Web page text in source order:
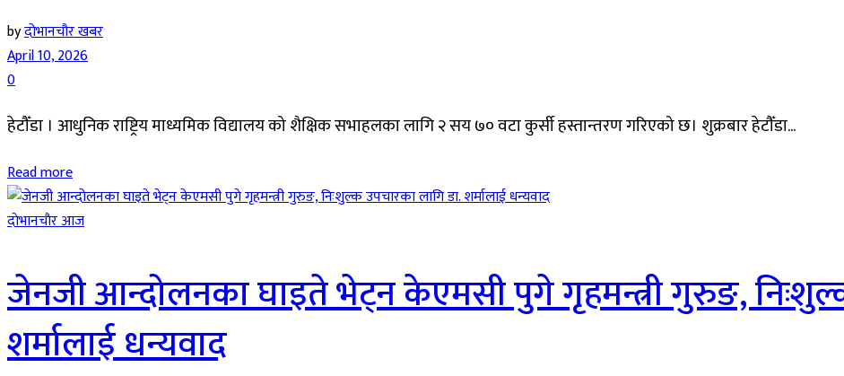
byदोभानचौर खबर
April 10, 2026
0
हेटौँडा । आधुनिक राष्ट्रिय माध्यमिक विद्यालय को शैक्षिक सभाहलका लागि २ सय ७० वटा कुर्सी हस्तान्तरण गरिएको छ। शुक्रबार हेटौँडा...
Read more
दाेभानचाैर आज
जेनजी आन्दोलनका घाइते भेट्न केएमसी पुगे गृहमन्त्री गुरुङ,
शर्मालाई धन्यवाद